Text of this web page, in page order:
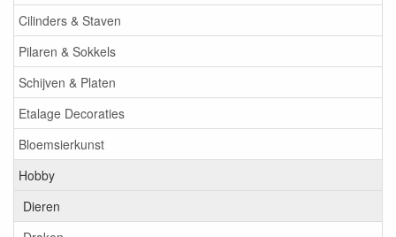
Cilinders & Staven
Pilaren & Sokkels
Schijven & Platen
Etalage Decoraties
Bloemsierkunst
Hobby
Dieren